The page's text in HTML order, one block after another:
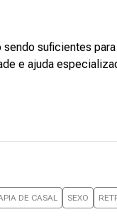
suficientes
e ajuda
DE CASAL SEXO